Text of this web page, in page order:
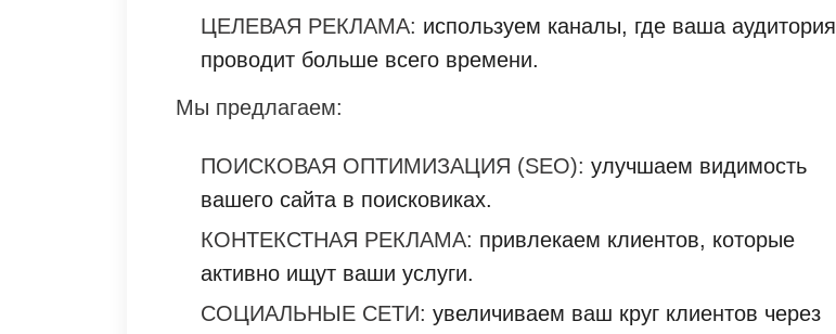
ЦЕЛЕВАЯ РЕКЛАМА: используем каналы, где ваша аудитория
проводит больше всего времени.
Мы предлагаем:
ПОИСКОВАЯ ОПТИМИЗАЦИЯ (SEO): улучшаем видимость
вашего сайта в поисковиках.
КОНТЕКСТНАЯ РЕКЛАМА: привлекаем клиентов, которые
активно ищут ваши услуги.
СОЦИАЛЬНЫЕ СЕТИ: увеличиваем ваш круг клиентов через